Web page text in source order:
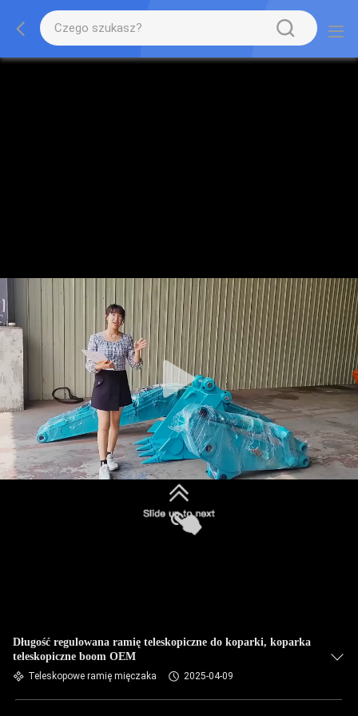
Długość regulowana ramię teleskopiczne do koparki, koparka
teleskopiczne boom OEM
Teleskopowe ramię mięczaka 2025-04-09